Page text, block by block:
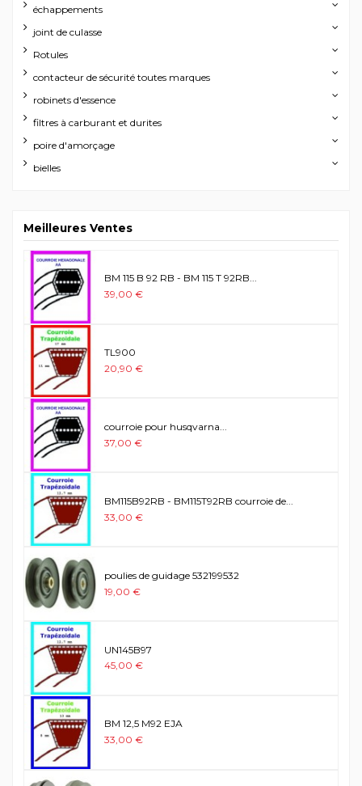
échappements
joint de culasse
Rotules
contacteur de sécurité toutes marques
robinets d'essence
filtres à carburant et durites
poire d'amorçage
bielles
Meilleures Ventes
BM 115 B 92 RB - BM 115 T 92RB...
39,00 €
TL900
20,90 €
courroie pour husqvarna...
37,00 €
BM115B92RB - BM115T92RB courroie de...
33,00 €
poulies de guidage 532199532
19,00 €
UN145B97
45,00 €
BM 12,5 M92 EJA
33,00 €